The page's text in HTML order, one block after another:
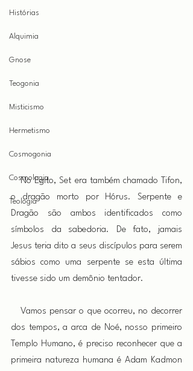
Histórias
Alquimia
Gnose
Teogonia
Misticismo
Hermetismo
Cosmogonia
Cosmologia
Teologia
No Egito, Set era também chamado Tifon,
o dragão morto por Hórus. Serpente e
Dragão são ambos identificados como
símbolos da sabedoria. De fato, jamais
Jesus teria dito a seus discípulos para serem
sábios como uma serpente se esta última
tivesse sido um demônio tentador.
Vamos pensar o que ocorreu, no decorrer
dos tempos, a arca de Noé, nosso primeiro
Templo Humano, é preciso reconhecer que a
primeira natureza humana é Adam Kadmon